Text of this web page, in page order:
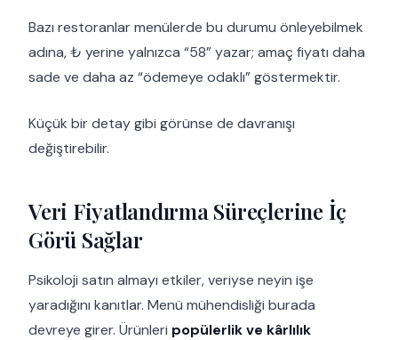
Bazı restoranlar menülerde bu durumu önleyebilmek
adına, ₺ yerine yalnızca “58” yazar; amaç fiyatı daha
sade ve daha az “ödemeye odaklı” göstermektir.
Küçük bir detay gibi görünse de davranışı
değiştirebilir.
Veri Fiyatlandırma Süreçlerine İç
Görü Sağlar
Psikoloji satın almayı etkiler, veriyse neyin işe
yaradığını kanıtlar. Menü mühendisliği burada
devreye girer. Ürünleri popülerlik ve kârlılık